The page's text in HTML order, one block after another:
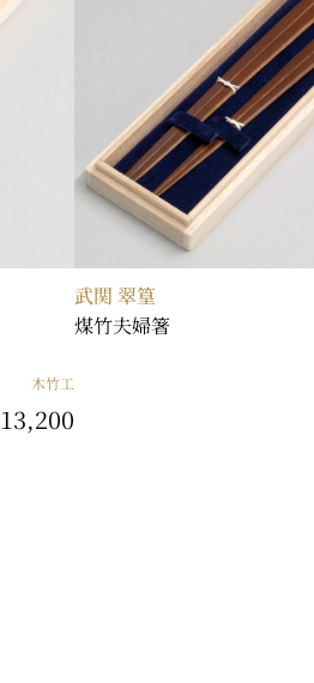
木竹工
13,200
武関 翠篁
煤竹夫婦箸